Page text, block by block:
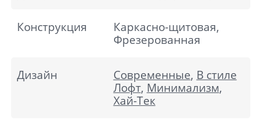
Конструкция
Каркасно-щитовая,
Фрезерованная
Дизайн Современные, В стиле
Лофт, Минимализм,
Хай-Тек